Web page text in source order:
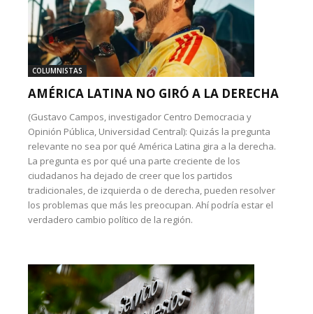
COLUMNISTAS
AMÉRICA LATINA NO GIRÓ A LA DERECHA
(Gustavo Campos, investigador Centro Democracia y
Opinión Pública, Universidad Central): Quizás la pregunta
relevante no sea por qué América Latina gira a la derecha.
La pregunta es por qué una parte creciente de los
ciudadanos ha dejado de creer que los partidos
tradicionales, de izquierda o de derecha, pueden resolver
los problemas que más les preocupan. Ahí podría estar el
verdadero cambio político de la región.